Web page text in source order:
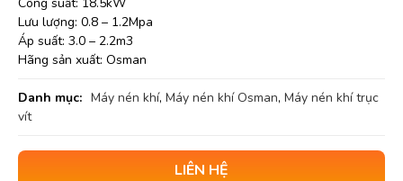
Lưu lượng: 0.8 – 1.2Mpa
Áp suất: 3.0 – 2.2m3
Hãng sản xuất: Osman
Danh mục: Máy nén khí, Máy nén khí Osman, Máy nén khí trục
vít
LIÊN HỆ